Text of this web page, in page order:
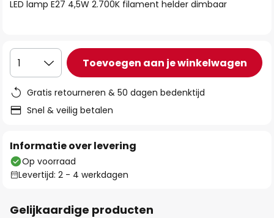
gallerij
LED lamp E27 4,5W 2.700K filament helder dimbaar
1 Toevoegen aan je winkelwagen
Gratis retourneren & 50 dagen bedenktijd
Snel & veilig betalen
Informatie over levering
Op voorraad
Levertijd: 2 - 4 werkdagen
Gelijkaardige producten